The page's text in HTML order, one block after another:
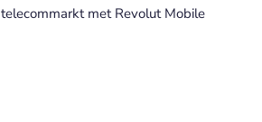
telecommarkt met Revolut Mobile